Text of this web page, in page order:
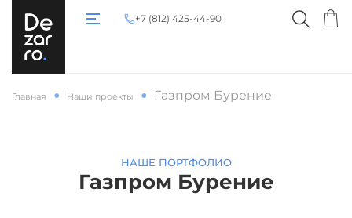
+7 (812) 425-44-90
Главная Наши проекты Газпром Бурение
НАШЕ ПОРТФОЛИО
Газпром Бурение